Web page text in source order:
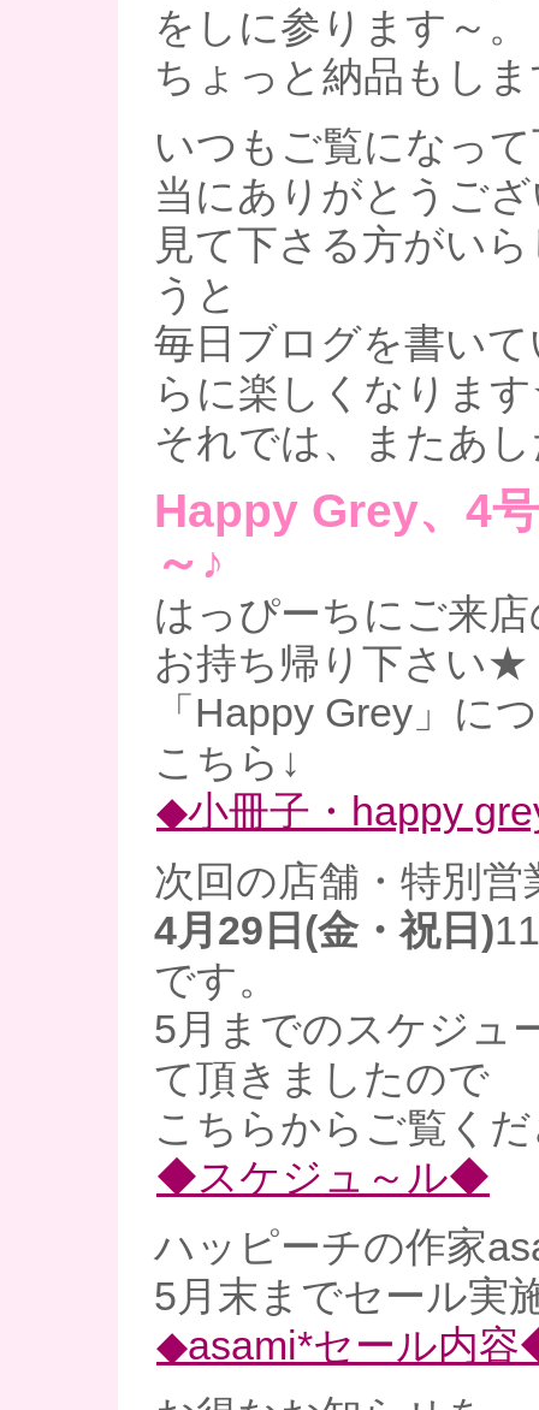
をしに参ります～。
ちょっと納品もし
いつもご覧になっ
当にありがとうご
見て下さる方がい
うと
毎日ブログを書い
らに楽しくなりま
それでは、またあ
Happy Grey、4
～♪
はっぴーちにご来
お持ち帰り下さい★
「Happy Grey」に
こちら↓
◆小冊子・happy
次回の店舗・特別営
4月29日(金・祝日)
です。
5月までのスケジュ
て頂きましたので
こちらからご覧く
◆スケジュ～ル◆
ハッピーチの作家
5月末までセール実
◆asami*セール内